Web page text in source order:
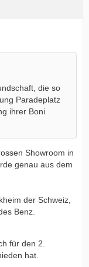
die so
Paradeplatz
ihrer Boni
Showroom in
genau aus dem
der Schweiz,
Benz.
für den 2.
hat.